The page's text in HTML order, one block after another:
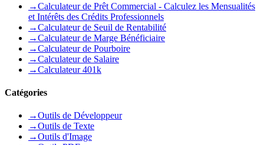
→Calculateur de Prêt Commercial - Calculez les Mensualités
et Intérêts des Crédits Professionnels
→Calculateur de Seuil de Rentabilité
→Calculateur de Marge Bénéficiaire
→Calculateur de Pourboire
→Calculateur de Salaire
→Calculateur 401k
Catégories
→Outils de Développeur
→Outils de Texte
→Outils d'Image